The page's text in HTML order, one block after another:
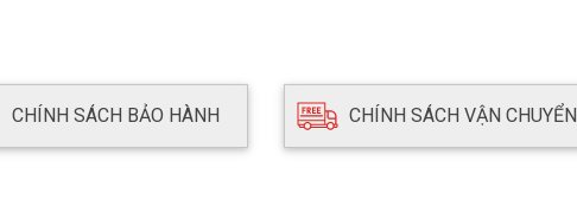
CHÍNH SÁCH BẢO HÀNH CHÍNH SÁCH VẬN CHUYỂN